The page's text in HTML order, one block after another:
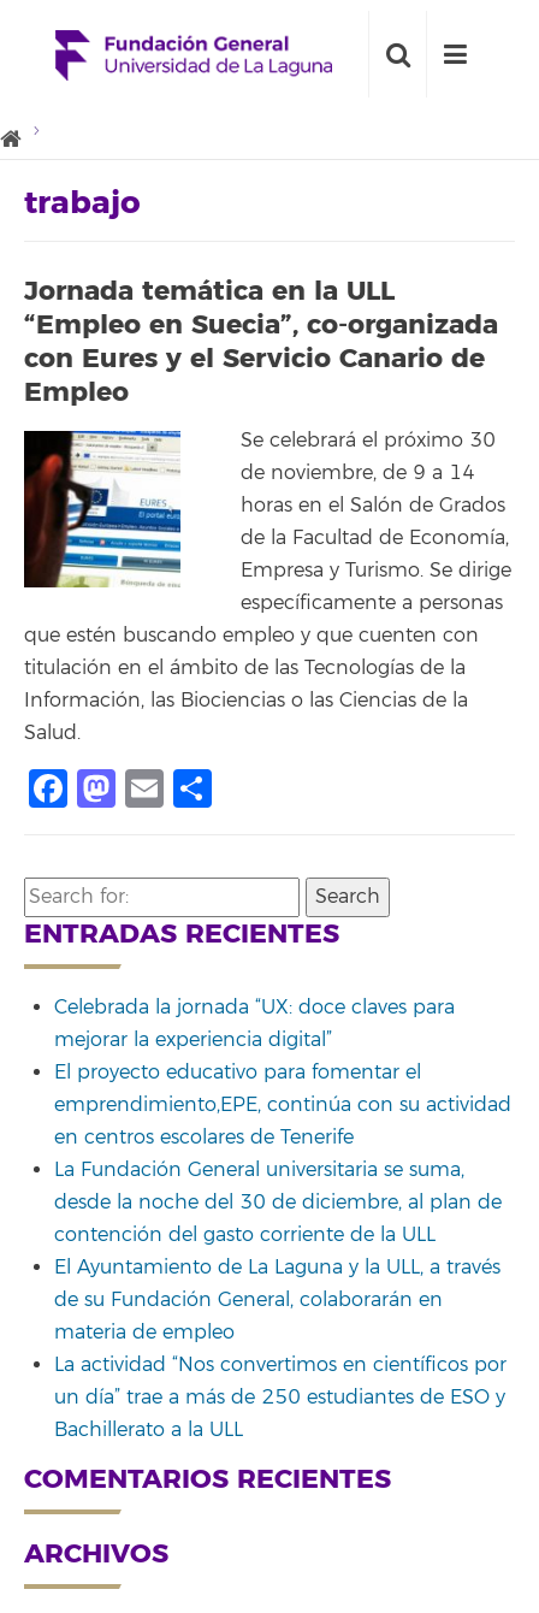
trabajo
Jornada temática en la ULL
“Empleo en Suecia”, co-organizada
con Eures y el Servicio Canario de
Empleo
Se celebrará el próximo 30
de noviembre, de 9 a 14
horas en el Salón de Grados
de la Facultad de Economía,
Empresa y Turismo. Se dirige
específicamente a personas
que estén buscando empleo y que cuenten con
titulación en el ámbito de las Tecnologías de la
Información, las Biociencias o las Ciencias de la
Salud.
Facebook
Mastodon
Email
Search
for:
ENTRADAS RECIENTES
Celebrada la jornada “UX: doce claves para
mejorar la experiencia digital”
El proyecto educativo para fomentar el
emprendimiento,EPE, continúa con su actividad
en centros escolares de Tenerife
La Fundación General universitaria se suma,
desde la noche del 30 de diciembre, al plan de
contención del gasto corriente de la ULL
El Ayuntamiento de La Laguna y la ULL, a través
de su Fundación General, colaborarán en
materia de empleo
La actividad “Nos convertimos en científicos por
un día” trae a más de 250 estudiantes de ESO y
Bachillerato a la ULL
COMENTARIOS RECIENTES
ARCHIVOS